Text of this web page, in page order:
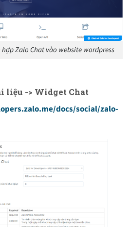
Zalo Chat vào website wordpress
liệu -> Widget Chat
docs/social/zalo-